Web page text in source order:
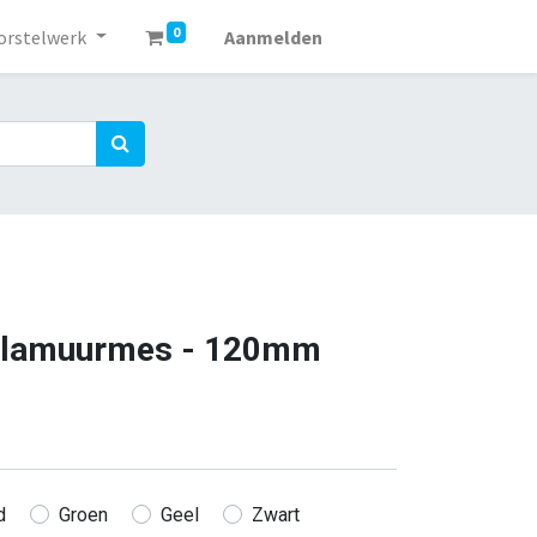
0 Aanmelden
- 120mm
Groen Geel Zwart